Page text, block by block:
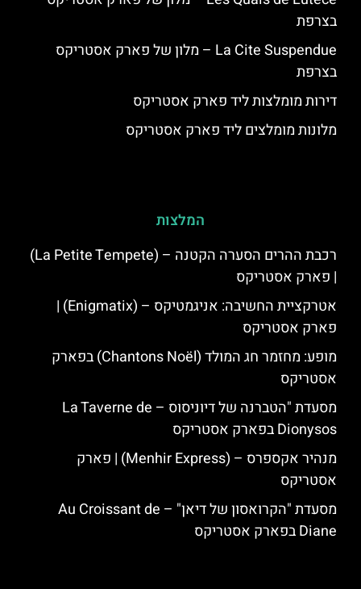
בצרפת
La Cite Suspendue – מלון של פארק אסטריקס
בצרפת
דירות מומלצות ליד פארק אסטריקס
מלונות מומלצים ליד פארק אסטריקס
המלצות
רכבת ההרים הסערה הקטנה – (La Petite Tempete)
| פארק אסטריקס
אטרקציית החשיבה: אניגמטיקס – (Enigmatix) |
פארק אסטריקס
מופע: מחזמר חג המולד (Chantons Noël) בפארק
אסטריקס
מסעדת "הטברנה של דיוניסוס – La Taverne de
Dionysos בפארק אסטריקס
מנהיר אקספרס – (Menhir Express) | פארק
אסטריקס
מסעדת "הקרואסון של דיאן" – Au Croissant de
Diane בפארק אסטריקס